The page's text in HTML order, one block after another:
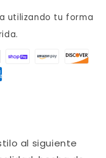
utilizando tu forma
al siguiente